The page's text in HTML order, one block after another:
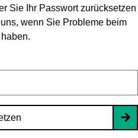
Sie Ihr Passwort zurücksetzen
wenn Sie Probleme beim